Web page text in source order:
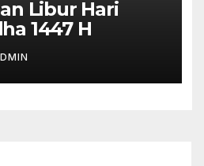
Libur Hari
1447 H